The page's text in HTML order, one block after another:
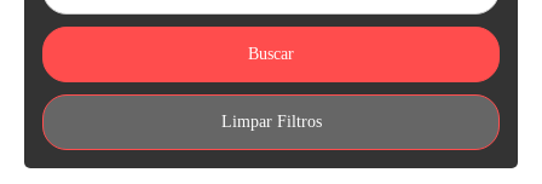
Buscar
Limpar Filtros